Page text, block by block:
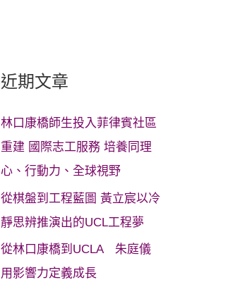
近期文章
林口康橋師生投入菲律賓社區
重建 國際志工服務 培養同理
心、行動力、全球視野
從棋盤到工程藍圖 黃立宸以冷
靜思辨推演出的UCL工程夢
從林口康橋到UCLA 朱庭儀
用影響力定義成長